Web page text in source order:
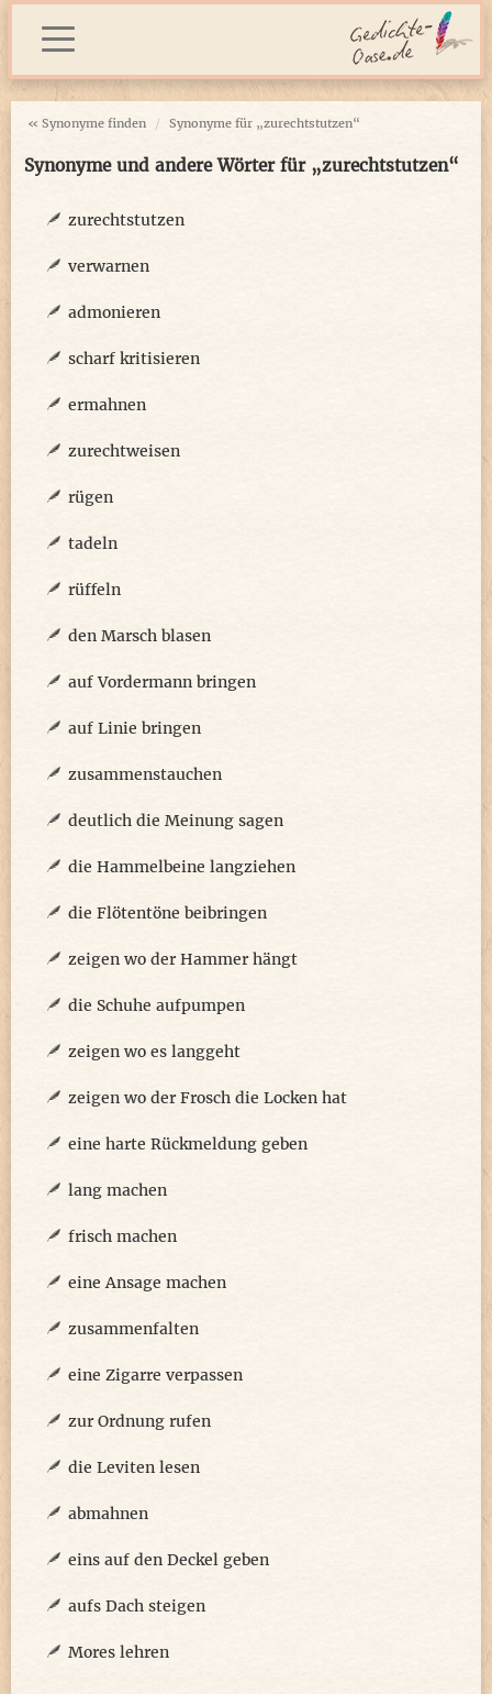
« Synonyme finden Synonyme für „zurechtstutzen“
Synonyme und andere Wörter für „zurechtstutzen“
zurechtstutzen
verwarnen
admonieren
scharf kritisieren
ermahnen
zurechtweisen
rügen
tadeln
rüffeln
den Marsch blasen
auf Vordermann bringen
auf Linie bringen
zusammenstauchen
deutlich die Meinung sagen
die Hammelbeine langziehen
die Flötentöne beibringen
zeigen wo der Hammer hängt
die Schuhe aufpumpen
zeigen wo es langgeht
zeigen wo der Frosch die Locken hat
eine harte Rückmeldung geben
lang machen
frisch machen
eine Ansage machen
zusammenfalten
eine Zigarre verpassen
zur Ordnung rufen
die Leviten lesen
abmahnen
eins auf den Deckel geben
aufs Dach steigen
Mores lehren